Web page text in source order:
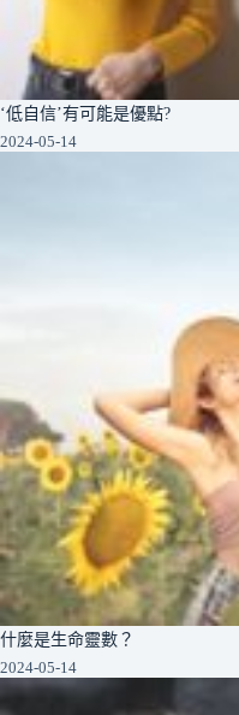
‘低自信’有可能是優點?
2024-05-14
什麼是生命靈數？
2024-05-14